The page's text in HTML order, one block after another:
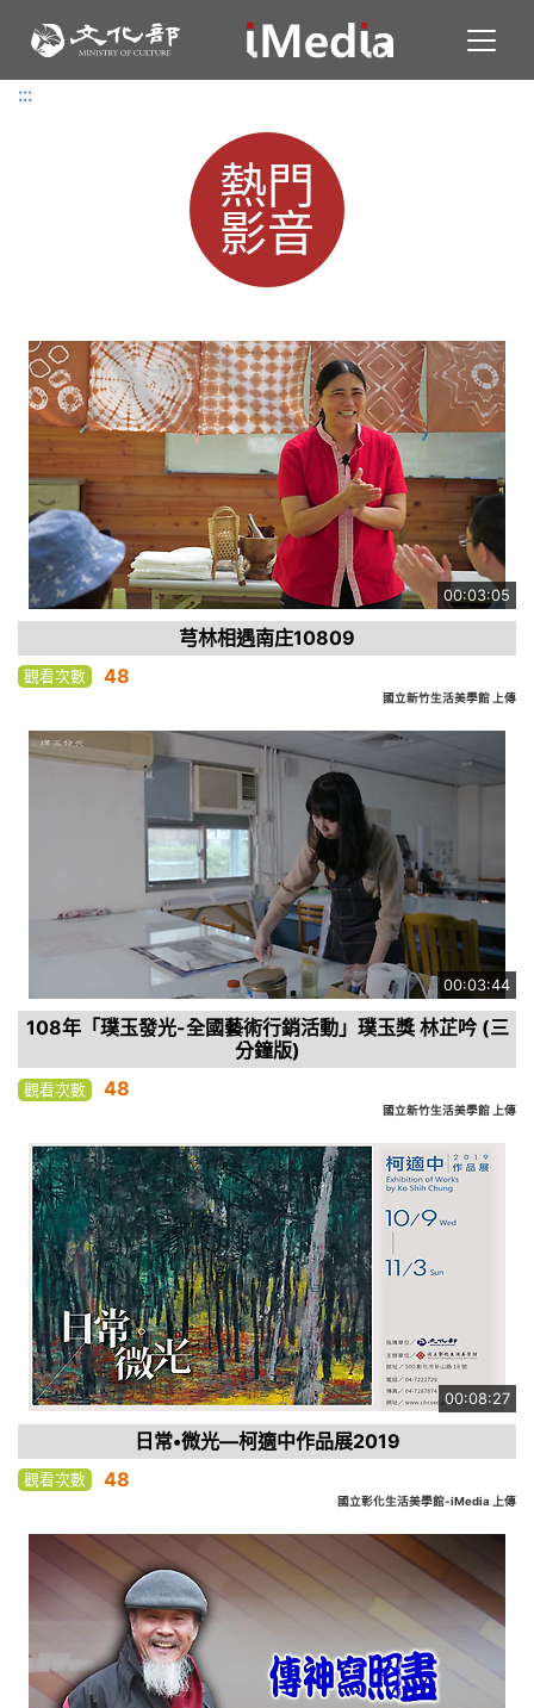
:::
:::
熱門
影音
00:03:05
芎林相遇南庄10809
觀看次數 48
國立新竹生活美學館 上傳
00:03:44
108年「璞玉發光-全國藝術行銷活動」璞玉獎 林芷吟 (三
分鐘版)
觀看次數 48
國立新竹生活美學館 上傳
00:08:27
日常•微光—柯適中作品展2019
觀看次數 48
國立彰化生活美學館-iMedia 上傳